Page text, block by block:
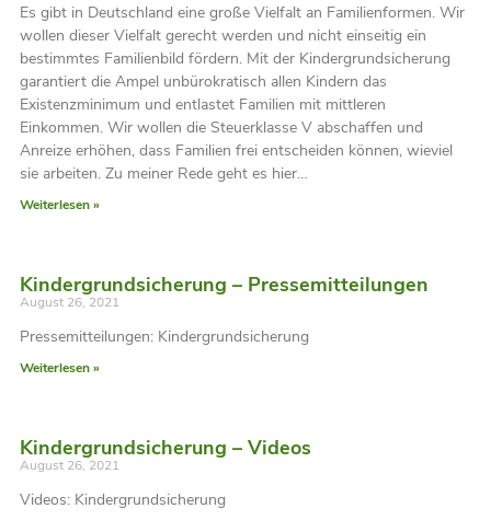
Es gibt in Deutschland eine große Vielfalt an Familienformen. Wir
wollen dieser Vielfalt gerecht werden und nicht einseitig ein
bestimmtes Familienbild fördern. Mit der Kindergrundsicherung
garantiert die Ampel unbürokratisch allen Kindern das
Existenzminimum und entlastet Familien mit mittleren
Einkommen. Wir wollen die Steuerklasse V abschaffen und
Anreize erhöhen, dass Familien frei entscheiden können, wieviel
sie arbeiten. Zu meiner Rede geht es hier…
Weiterlesen »
Kindergrundsicherung – Pressemitteilungen
August 26, 2021
Pressemitteilungen: Kindergrundsicherung
Weiterlesen »
Kindergrundsicherung – Videos
August 26, 2021
Videos: Kindergrundsicherung